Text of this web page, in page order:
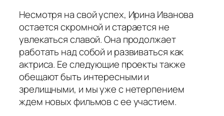
Несмотря на свой успех, Ирина Иванова
остается скромной и старается не
увлекаться славой. Она продолжает
работать над собой и развиваться как
актриса. Ее следующие проекты также
обещают быть интересными и
зрелищными, и мы уже с нетерпением
ждем новых фильмов с ее участием.